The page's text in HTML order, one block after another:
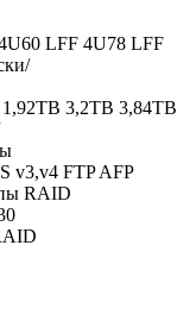
LFF 4U78 LFF
1,92TB 3,2TB 3,84TB
v3,v4 FTP AFP
RAID